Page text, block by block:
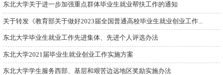
东北大学关于进一步加强重点群体毕业生就业帮扶工作的通知
关于转发《教育部关于做好2023届全国普通高校毕业生就业创业工作...
东北大学毕业生就业工作先进集体、先进个人评选办法
东北大学2021届毕业生就业创业工作实施方案
东北大学学生服务西部、基层和艰苦边远地区奖励实施办法